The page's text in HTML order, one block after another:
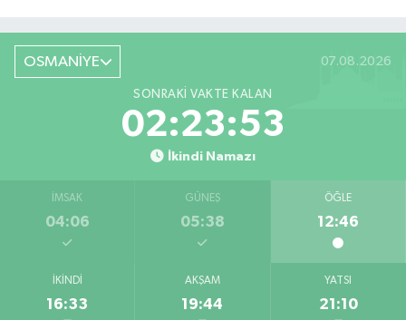
OSMANİYE 07.08.2026
SONRAKI VAKTE KALAN
02:23:52
İkindi Namazı
İMSAK
04:06
GÜNEŞ
05:38
ÖĞLE
12:46
İKINDI
16:33
AKŞAM
19:44
YATSI
21:10